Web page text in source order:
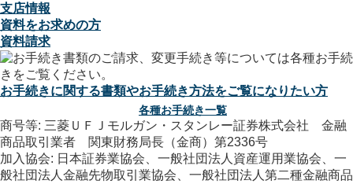
支店情報
資料をお求めの方
資料請求
お手続きに関する書類やお手続き方法をご覧になりたい方
各種お手続き一覧
商号等: 三菱ＵＦＪモルガン・スタンレー証券株式会社 金融
商品取引業者 関東財務局長（金商）第2336号
加入協会: 日本証券業協会、一般社団法人資産運用業協会、一
般社団法人金融先物取引業協会、一般社団法人第二種金融商品